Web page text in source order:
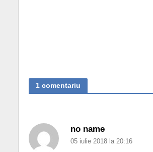
1 comentariu
no name
05 iulie 2018 la 20:16